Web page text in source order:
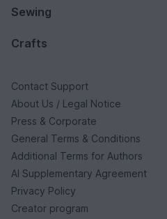
Sewing
Crafts
Contact Support
About Us / Legal Notice
Press & Corporate
General Terms & Conditions
Additional Terms for Authors
AI Supplementary Agreement
Privacy Policy
Creator program